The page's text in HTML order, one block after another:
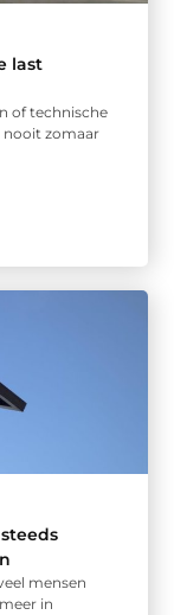
last
of technische
zomaar
mensen
in